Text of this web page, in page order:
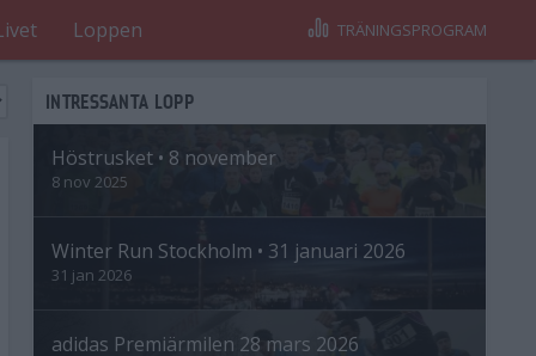
Loppen TRÄNINGSPROGRAM
INTRESSANTA LOPP
Höstrusket • 8 november
8 nov 2025
Winter Run Stockholm • 31 januari 2026
31 jan 2026
adidas Premiärmilen 28 mars 2026